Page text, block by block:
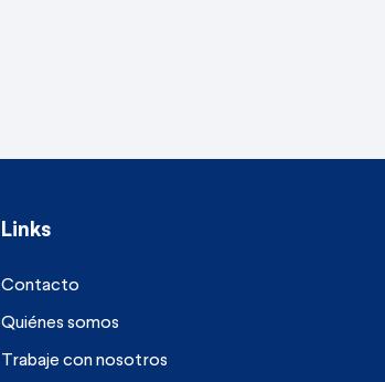
Links
Contacto
Quiénes somos
Trabaje con nosotros